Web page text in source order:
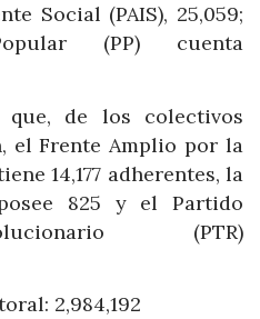
Social (PAIS), 25,059;
(PP) cuenta
que, de los colectivos
el Frente Amplio por la
14,177 adherentes, la
825 y el Partido
(PTR)
2,984,192